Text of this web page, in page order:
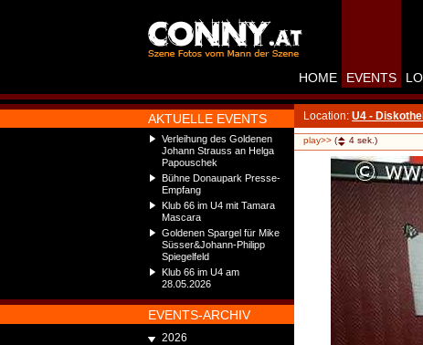
AKTUELLE EVENTS
Verleihung des Goldenen
Johann Strauss an Helga
Papouschek
Bühne Donaupark Presse-
Empfang
Klub 66 im U4 mit Tamara
Mascara
Goldenen Spargel für Mike
Süsser&Johann-Philipp
Spiegelfeld
Klub 66 im U4 am
28.05.2026
EVENTS-ARCHIV
2026
HOME EVENTS
Location: U4 -
play>> ( 4 sek.)